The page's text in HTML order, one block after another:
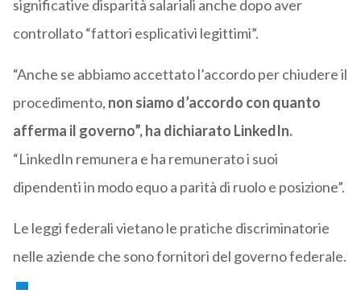
significative disparità salariali anche dopo aver
controllato “fattori esplicativi legittimi”.
“Anche se abbiamo accettato l’accordo per chiudere il
procedimento, non siamo d’accordo con quanto
afferma il governo”, ha dichiarato LinkedIn.
“LinkedIn remunera e ha remunerato i suoi
dipendenti in modo equo a parità di ruolo e posizione”.
Le leggi federali vietano le pratiche discriminatorie
nelle aziende che sono fornitori del governo federale.